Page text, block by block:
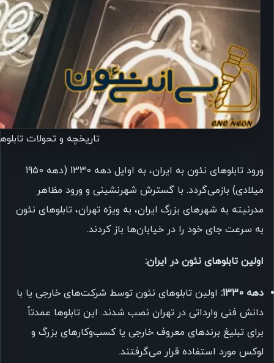
تاریخچه و تحولات
ورود تابلوهای نئون به ایران، به اوایل دهه 1330 (دهه 1950
میلادی) بازمی‌گردد. با گسترش شهرنشینی و ورود مظاهر
مدرنیته به شهرهای بزرگ ایران، به ویژه تهران، تابلوهای نئون
به سرعت جای خود را در خیابان‌ها باز کردند.
اولین تابلوهای نئون در ایران:
دهه 1330:
اولین تابلوهای نئون توسط شرکت‌های خارجی یا با
دانش فنی وارداتی در تهران نصب شدند. این تابلوها عمدتاً
برای تبلیغ برندهای معروف خارجی یا کسب‌وکارهای بزرگ و
لوکس مورد استفاده قرار می‌گرفتند.